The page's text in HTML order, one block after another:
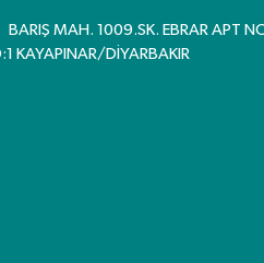
BARIŞ MAH. 1009.SK. EBRAR APT
KAYAPINAR/DİYARBAKIR